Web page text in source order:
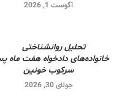
آگوست 1, 2026
تحلیل روانشناختی
خانواده‌های دادخواه هفت ماه
سرکوب خونین
جولای 30, 2026